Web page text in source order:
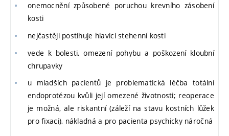
onemocnění způsobené poruchou krevního zásobení
kosti
nejčastěji postihuje hlavici stehenní kosti
vede k bolesti, omezení pohybu a poškození kloubní
chrupavky
u mladších pacientů je problematická léčba totální
endoprotézou kvůli její omezené životnosti; reoperace
je možná, ale riskantní (záleží na stavu kostních lůžek
pro fixaci), nákladná a pro pacienta psychicky náročná